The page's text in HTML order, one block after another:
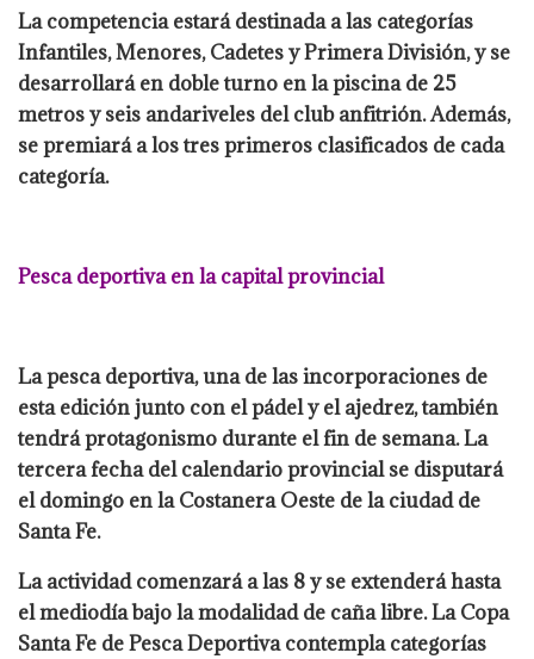
La competencia estará destinada a las categorías
Infantiles, Menores, Cadetes y Primera División, y se
desarrollará en doble turno en la piscina de 25
metros y seis andariveles del club anfitrión. Además,
se premiará a los tres primeros clasificados de cada
categoría.
Pesca deportiva en la capital provincial
La pesca deportiva, una de las incorporaciones de
esta edición junto con el pádel y el ajedrez, también
tendrá protagonismo durante el fin de semana. La
tercera fecha del calendario provincial se disputará
el domingo en la Costanera Oeste de la ciudad de
Santa Fe.
La actividad comenzará a las 8 y se extenderá hasta
el mediodía bajo la modalidad de caña libre. La Copa
Santa Fe de Pesca Deportiva contempla categorías